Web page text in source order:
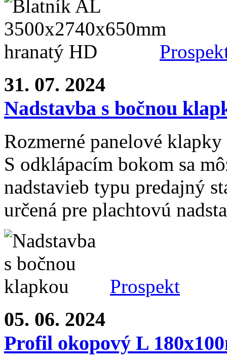
31. 07. 2024
Nadstavba s bočnou
Rozmerné panelové
S odklápacím bokom sa
nadstavieb typu predajný
určená pre plachtovú
Prospekt
05. 06. 2024
Profil okopový L